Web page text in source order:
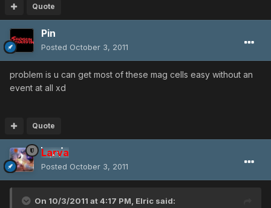
Quote
Pin
Posted October 3, 2011
problem is u can get most of these mag cells easy without an
event at all xd
Quote
Larva
Posted October 3, 2011
On 10/3/2011 at 4:17 PM, Elric said: